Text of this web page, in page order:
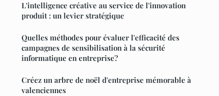
L'intelligence créative au service de l'innovation
produit : un levier stratégique
Quelles méthodes pour évaluer l'efficacité des
campagnes de sensibilisation à la sécurité
informatique en entreprise?
Créez un arbre de noël d'entreprise mémorable à
valenciennes